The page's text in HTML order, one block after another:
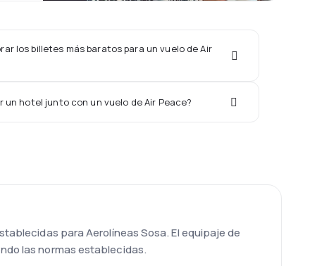
los billetes más baratos para un vuelo de Air
un hotel junto con un vuelo de Air Peace?
para Aerolíneas Sosa. El equipaje de
las normas establecidas.